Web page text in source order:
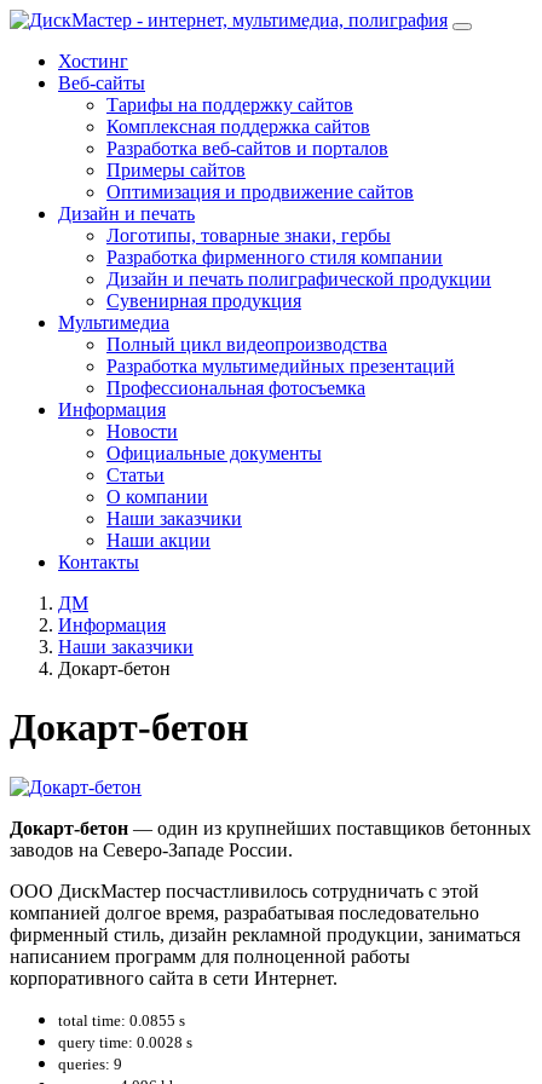
Хостинг
Веб-сайты
Тарифы на поддержку сайтов
Комплексная поддержка сайтов
Разработка веб-сайтов и порталов
Примеры сайтов
Оптимизация и продвижение сайтов
Дизайн и печать
Логотипы, товарные знаки, гербы
Разработка фирменного стиля компании
Дизайн и печать полиграфической продукции
Сувенирная продукция
Мультимедиа
Полный цикл видеопроизводства
Разработка мультимедийных презентаций
Профессиональная фотосъемка
Информация
Новости
Официальные документы
Статьи
О компании
Наши заказчики
Наши акции
Контакты
ДМ
Информация
Наши заказчики
Докарт-бетон
Докарт-бетон
Докарт-бетон — один из крупнейших поставщиков бетонных
заводов на Северо-Западе России.
ООО ДискМастер посчастливилось сотрудничать с этой
компанией долгое время, разрабатывая последовательно
фирменный стиль, дизайн рекламной продукции, заниматься
написанием программ для полноценной работы
корпоративного сайта в сети Интернет.
total time: 0.0855 s
query time: 0.0028 s
queries: 9